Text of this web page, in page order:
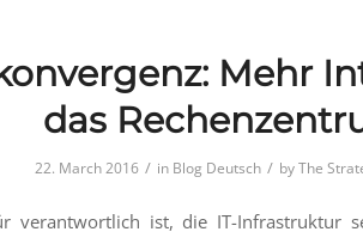
Mehr
das
22. March 2016 / in Blog Deutsch / byThe
verantwortlich ist, die IT-Infrastruktur